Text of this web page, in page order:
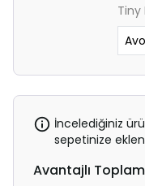
Tiny
İncelediğiniz
sepetinize
Avantajlı Toplam